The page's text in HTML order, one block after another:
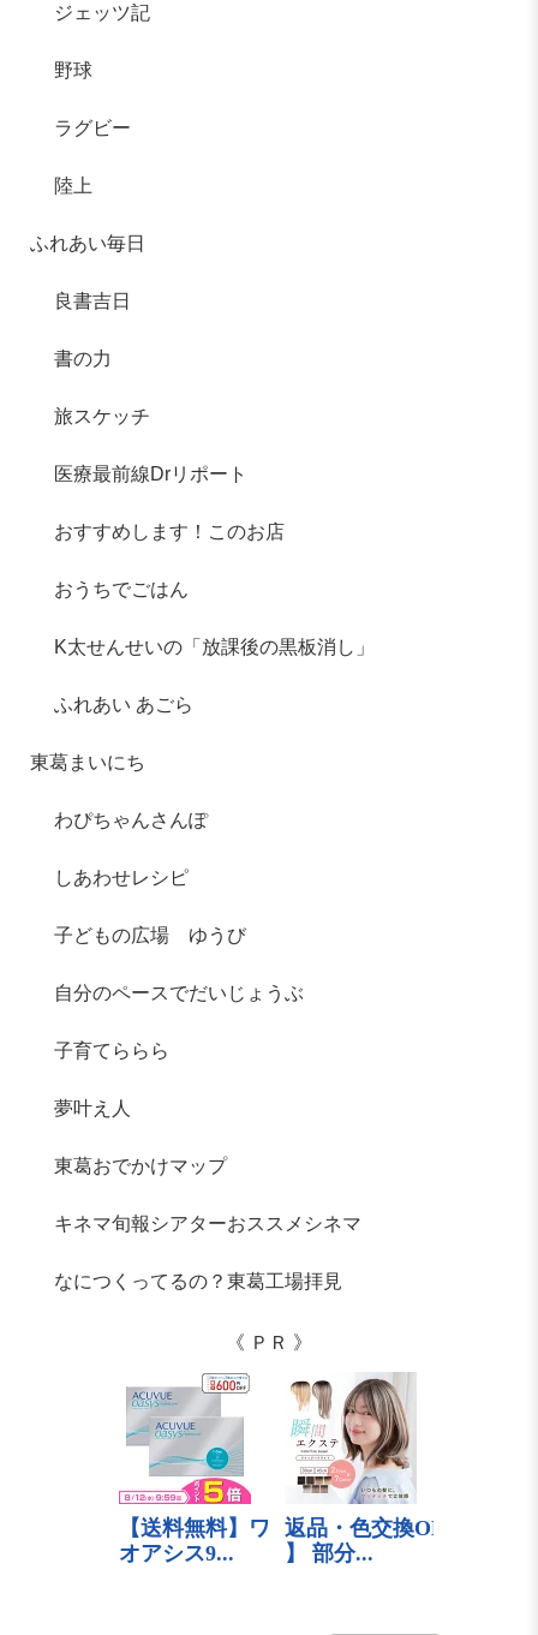
ジェッツ記
野球
ラグビー
陸上
ふれあい毎日
良書吉日
書の力
旅スケッチ
医療最前線Drリポート
おすすめします！このお店
おうちでごはん
K太せんせいの「放課後の黒板消し」
ふれあい あごら
東葛まいにち
わぴちゃんさんぽ
しあわせレシピ
子どもの広場 ゆうび
自分のペースでだいじょうぶ
子育てららら
夢叶え人
東葛おでかけマップ
キネマ旬報シアターおススメシネマ
なにつくってるの？東葛工場拝見
《 ＰＲ 》